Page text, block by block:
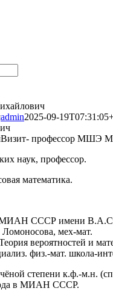
admin2025-09-
Визит- профессор МШЭ
наук, профессор.
математика.
МИАН СССР имени
мех-мат.
вероятностей и
физ.-мат. школа-
степени к.ф.-м.н.
в МИАН СССР.